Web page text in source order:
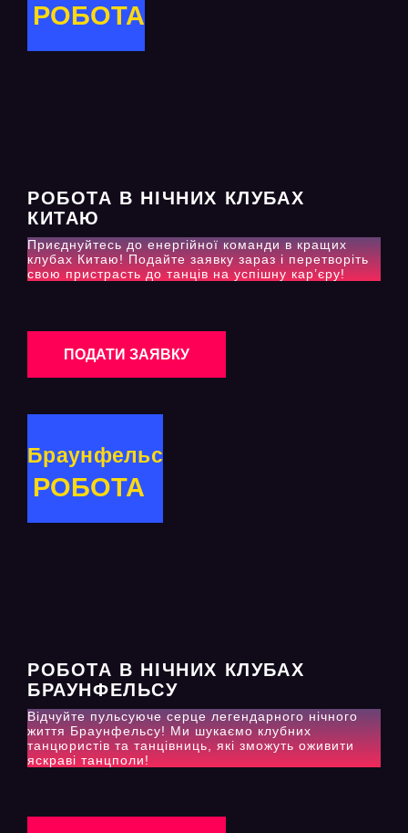
РОБОТА
РОБОТА В НІЧНИХ КЛУБАХ
КИТАЮ
Приєднуйтесь до енергійної команди в кращих
клубах Китаю! Подайте заявку зараз і перетворіть
свою пристрасть до танців на успішну кар’єру!
ПОДАТИ ЗАЯВКУ
Браунфельс
РОБОТА
РОБОТА В НІЧНИХ КЛУБАХ
БРАУНФЕЛЬСУ
Відчуйте пульсуюче серце легендарного нічного
життя Браунфельсу! Ми шукаємо клубних
танцюристів та танцівниць, які зможуть оживити
яскраві танцполи!